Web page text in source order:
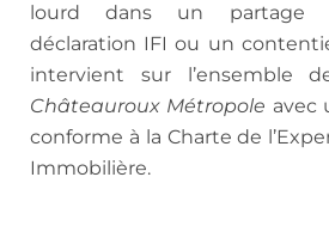
lourd dans un partage
déclaration IFI ou un
intervient sur l’ensemble
Châteauroux Métropole avec
conforme à la Charte de
Immobilière.